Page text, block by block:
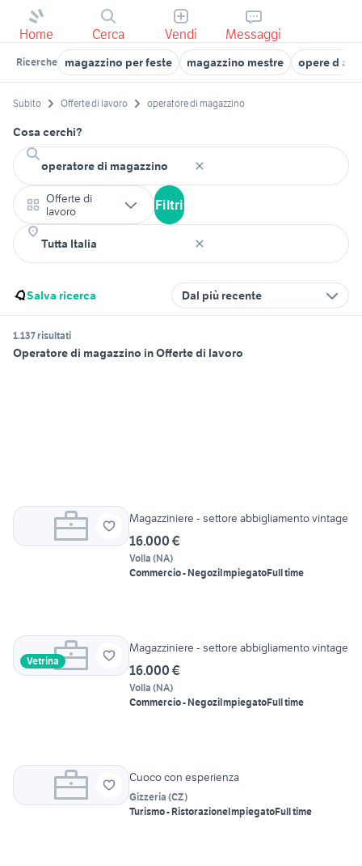
Home Cerca Vendi Messaggi
Ricerche magazzino per feste magazzino mestre opere d arte
Subito Offerte di lavoro operatore di magazzino
Cosa cerchi?
Offerte di
lavoro
Filtri
Salva ricerca Dal più recente
1.137 risultati
Operatore di magazzino in Offerte di lavoro
Magazziniere - settore abbigliamento vintage
16.000 €
Volla (NA)
Commercio - NegoziImpiegatoFull time
Vetrina
Magazziniere - settore abbigliamento vintage
16.000 €
Volla (NA)
Commercio - NegoziImpiegatoFull time
Cuoco con esperienza
Gizzeria (CZ)
Turismo - RistorazioneImpiegatoFull time